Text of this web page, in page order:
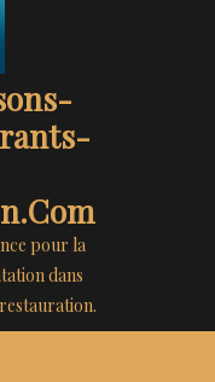
pour la
dans